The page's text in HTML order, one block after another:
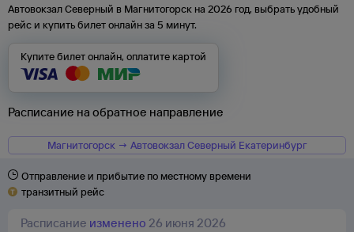
Автовокзал Северный в Магнитогорск на 2026 год, выбрать удобный
рейс и купить билет онлайн за 5 минут.
Купите билет онлайн, оплатите картой
Расписание на обратное направление
Магнитогорск → Автовокзал Северный Екатеринбург
Отправление и прибытие по местному времени
транзитный рейс
Расписание изменено 26 июня 2026